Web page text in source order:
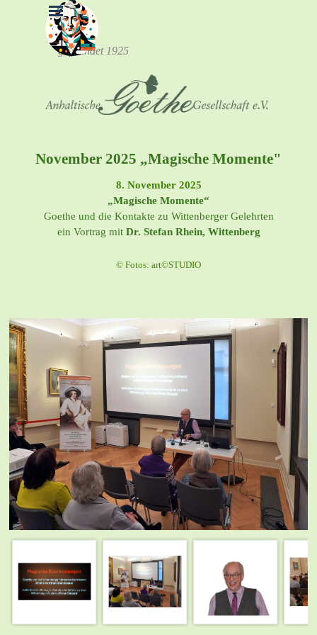
Direkt zum SeiteninhaltMenü überspringen
gegründet 1925
November 2025 „Magische Momente"
8. November 2025
„Magische Momente“
Goethe und die Kontakte zu Wittenberger Gelehrten
ein Vortrag mit Dr. Stefan Rhein, Wittenberg
© Fotos: art©STUDIO